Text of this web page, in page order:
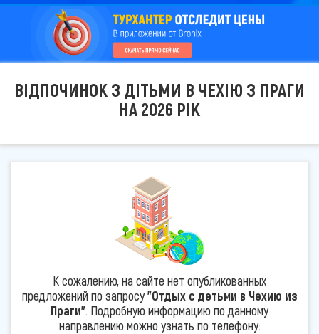
ВІДПОЧИНОК З ДІТЬМИ В ЧЕХІЮ З ПРАГИ
НА 2026 РІК
К сожалению, на сайте нет опубликованных
предложений по запросу"Отдых с детьми в Чехию из
Праги". Подробную информацию по данному
направлению можно узнать по телефону: